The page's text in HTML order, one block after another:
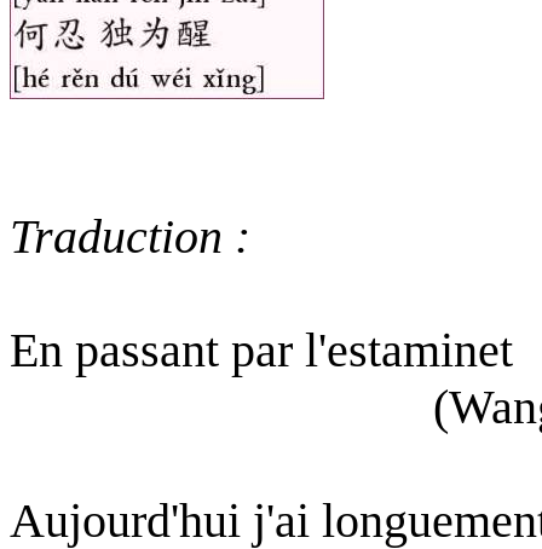
Traduction :
En passant par l'estaminet
Aujourd'hui j'ai